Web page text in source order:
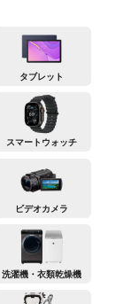
タブレット
スマートウォッチ
ビデオカメラ
洗濯機・衣類乾燥機